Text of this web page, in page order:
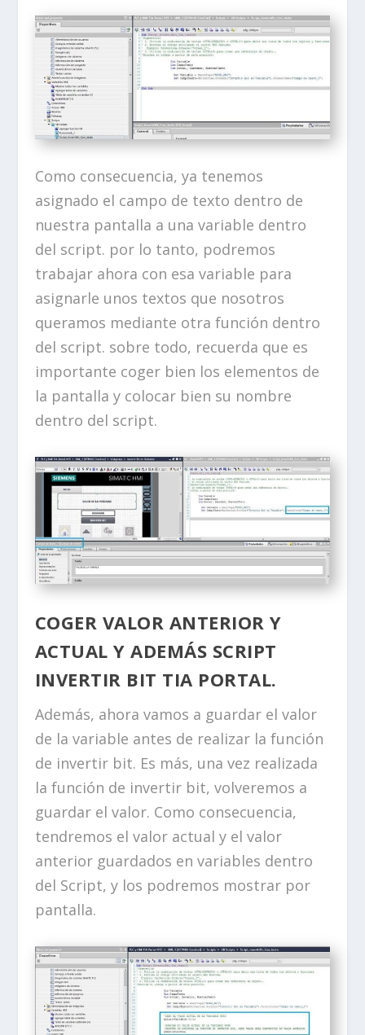
Como consecuencia, ya tenemos
asignado el campo de texto dentro de
nuestra pantalla a una variable dentro
del script. por lo tanto, podremos
trabajar ahora con esa variable para
asignarle unos textos que nosotros
queramos mediante otra función dentro
del script. sobre todo, recuerda que es
importante coger bien los elementos de
la pantalla y colocar bien su nombre
dentro del script.
COGER VALOR ANTERIOR Y
ACTUAL Y ADEMÁS SCRIPT
INVERTIR BIT TIA PORTAL.
Además, ahora vamos a guardar el valor
de la variable antes de realizar la función
de invertir bit. Es más, una vez realizada
la función de invertir bit, volveremos a
guardar el valor. Como consecuencia,
tendremos el valor actual y el valor
anterior guardados en variables dentro
del Script, y los podremos mostrar por
pantalla.